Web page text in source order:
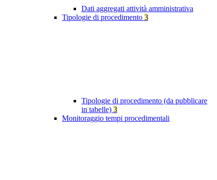
Dati aggregati attività amministrativa
Tipologie di procedimento 3
Tipologie di procedimento (da pubblicare
in tabelle) 3
Monitoraggio tempi procedimentali